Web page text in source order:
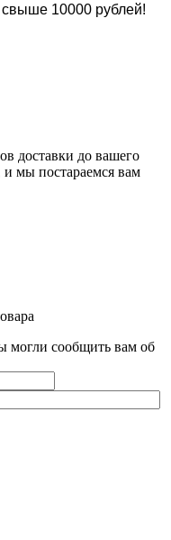
10000 рублей!
доставки до вашего
мы постараемся вам
могли сообщить вам об